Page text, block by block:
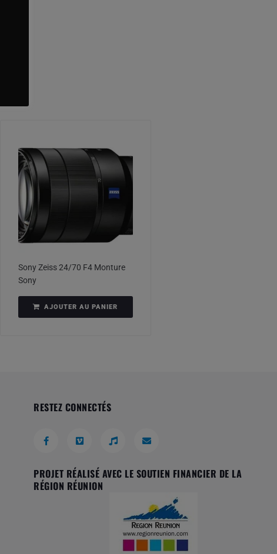
Sony Zeiss 24/70 F4 Monture
Sony
AJOUTER AU PANIER
RESTEZ CONNECTÉS
PROJET RÉALISÉ AVEC LE SOUTIEN FINANCIER DE LA
RÉGION RÉUNION